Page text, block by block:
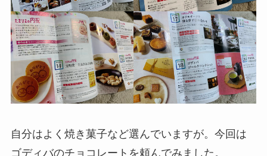
自分はよく焼き菓子など選んでいますが。今回は
ゴディバのチョコレートを頼んでみました。